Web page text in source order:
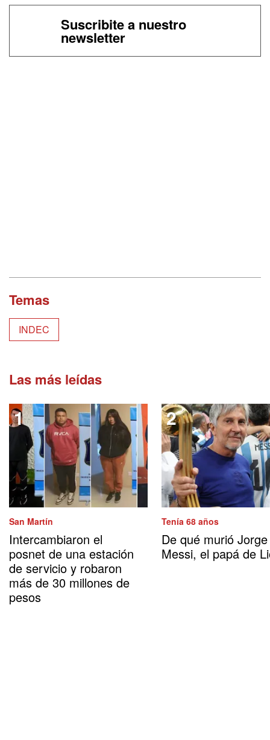
Suscribite a nuestro
newsletter
Temas
INDEC
Las más leídas
San Martín
Intercambiaron el
posnet de una estación
de servicio y robaron
más de 30 millones de
pesos
Tenía 68 años
De qué murió Jorge
Messi, el papá de